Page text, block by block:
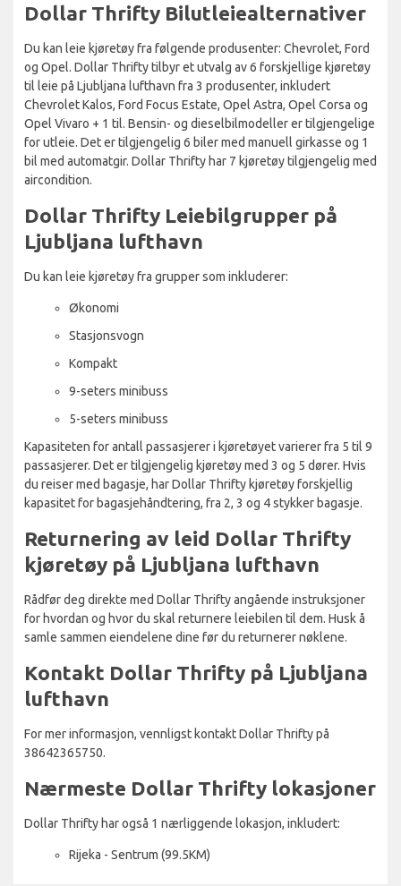
Dollar Thrifty Bilutleiealternativer
Du kan leie kjøretøy fra følgende produsenter: Chevrolet, Ford
og Opel. Dollar Thrifty tilbyr et utvalg av 6 forskjellige kjøretøy
til leie på Ljubljana lufthavn fra 3 produsenter, inkludert
Chevrolet Kalos, Ford Focus Estate, Opel Astra, Opel Corsa og
Opel Vivaro + 1 til. Bensin- og dieselbilmodeller er tilgjengelige
for utleie. Det er tilgjengelig 6 biler med manuell girkasse og 1
bil med automatgir. Dollar Thrifty har 7 kjøretøy tilgjengelig med
aircondition.
Dollar Thrifty Leiebilgrupper på
Ljubljana lufthavn
Du kan leie kjøretøy fra grupper som inkluderer:
Økonomi
Stasjonsvogn
Kompakt
9-seters minibuss
5-seters minibuss
Kapasiteten for antall passasjerer i kjøretøyet varierer fra 5 til 9
passasjerer. Det er tilgjengelig kjøretøy med 3 og 5 dører. Hvis
du reiser med bagasje, har Dollar Thrifty kjøretøy forskjellig
kapasitet for bagasjehåndtering, fra 2, 3 og 4 stykker bagasje.
Returnering av leid Dollar Thrifty
kjøretøy på Ljubljana lufthavn
Rådfør deg direkte med Dollar Thrifty angående instruksjoner
for hvordan og hvor du skal returnere leiebilen til dem. Husk å
samle sammen eiendelene dine før du returnerer nøklene.
Kontakt Dollar Thrifty på Ljubljana
lufthavn
For mer informasjon, vennligst kontakt Dollar Thrifty på
38642365750.
Nærmeste Dollar Thrifty lokasjoner
Dollar Thrifty har også 1 nærliggende lokasjon, inkludert:
Rijeka - Sentrum (99.5KM)